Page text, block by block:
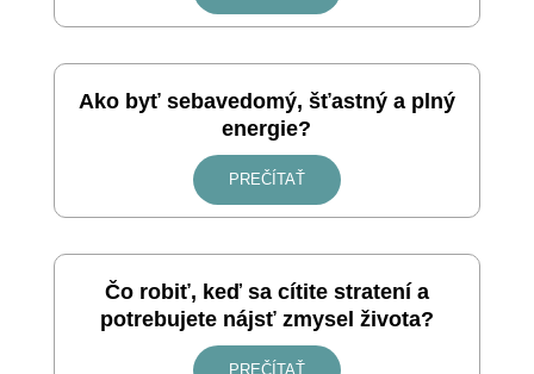
Ako byť sebavedomý, šťastný a plný
energie?
PREČÍTAŤ
Čo robiť, keď sa cítite stratení a
potrebujete nájsť zmysel života?
PREČÍTAŤ